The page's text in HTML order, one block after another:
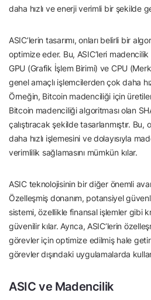
daha hızlı ve enerji verimli bir şekilde
ASIC’lerin tasarımı, onları belirli bir
optimize eder. Bu, ASIC’leri
GPU (Grafik İşlem Birimi) ve CPU
genel amaçlı işlemcilerden çok daha
Örneğin, Bitcoin madenciliği için
Bitcoin madenciliği algoritması olan
çalıştıracak şekilde tasarlanmıştır.
daha hızlı işlemesini ve dolayısıyla
verimlilik sağlamasını mümkün kılar.
ASIC teknolojisinin bir diğer önemli
Özelleşmiş donanım, potansiyel
sistemi, özellikle finansal işlemler gibi
güvenilir kılar. Ayrıca, ASIC’lerin
görevler için optimize edilmiş hale
görevler dışındaki uygulamalarda
ASIC ve Madencilik